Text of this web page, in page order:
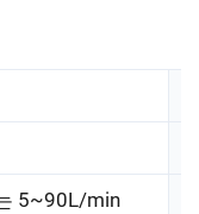
5~90L/min